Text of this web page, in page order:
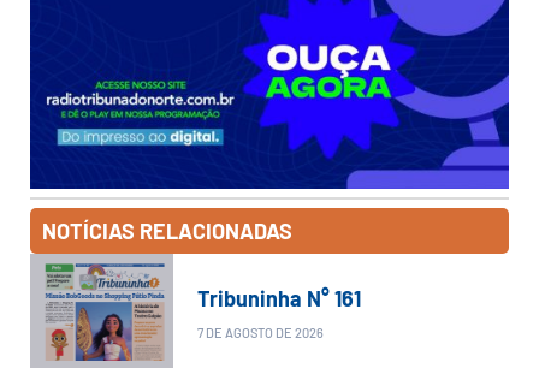
NOTÍCIAS RELACIONADAS
Tribuninha N° 161
7 DE AGOSTO DE 2026